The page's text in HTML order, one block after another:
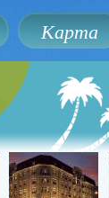
Карта